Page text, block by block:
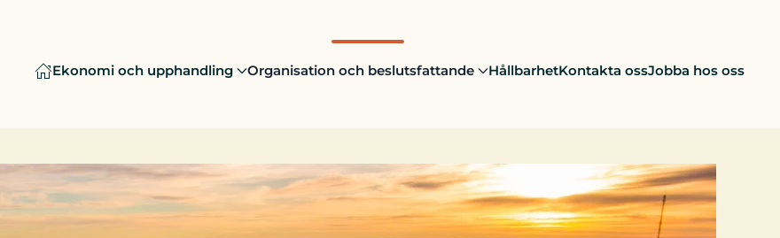
Ekonomi och upphandling
Organisation och beslutsfattande HållbarhetKontakta ossJobba hos oss